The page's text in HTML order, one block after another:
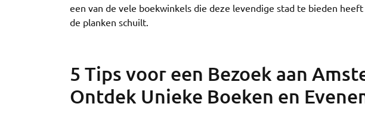
een van de vele boekwinkels die deze levendige stad te bieden
de planken schuilt.
5 Tips voor een Bezoek aan
Ontdek Unieke Boeken en